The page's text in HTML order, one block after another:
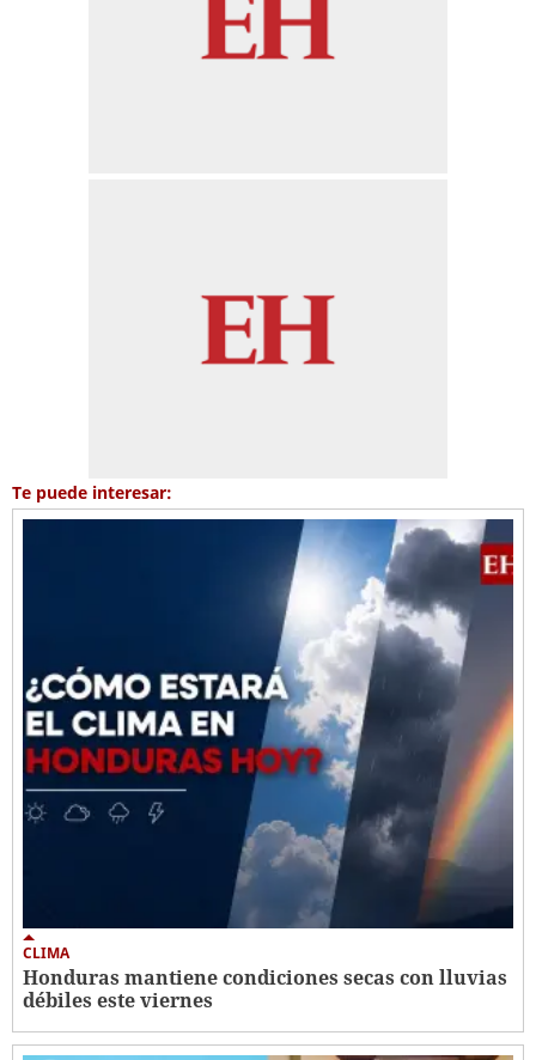
Te puede interesar:
CLIMA
Honduras mantiene condiciones secas con lluvias
débiles este viernes